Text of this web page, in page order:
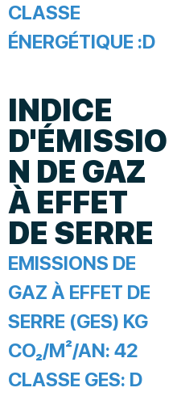
CLASSE
ÉNERGÉTIQUE :D
INDICE
D'ÉMISSIO
N DE GAZ
À EFFET
DE SERRE
EMISSIONS DE
GAZ À EFFET DE
SERRE (GES) KG
CO₂/M²/AN: 42
CLASSE GES: D